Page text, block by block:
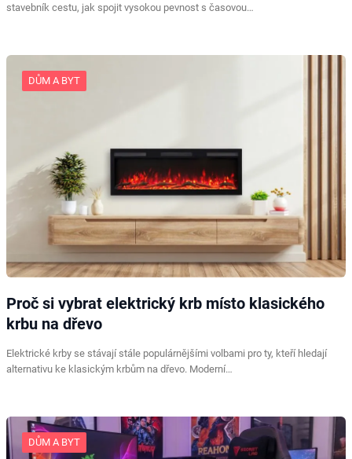
stavebník cestu, jak spojit vysokou pevnost s časovou…
DŮM A BYT
Proč si vybrat elektrický krb místo klasického
krbu na dřevo
Elektrické krby se stávají stále populárnějšími volbami pro ty, kteří hledají
alternativu ke klasickým krbům na dřevo. Moderní…
DŮM A BYT